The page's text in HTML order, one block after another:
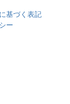
基づく表記
ー